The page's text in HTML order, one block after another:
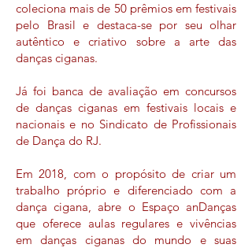
coleciona mais de 50 prêmios em festivais
pelo Brasil e destaca-se por seu olhar
autêntico e criativo sobre a arte das
danças ciganas.
Já foi banca de avaliação em concursos
de danças ciganas em festivais locais e
nacionais e no Sindicato de Profissionais
de Dança do RJ.
Em 2018, com o propósito de criar um
trabalho próprio e diferenciado com a
dança cigana, abre o Espaço anDanças
que oferece aulas regulares e vivências
em danças ciganas do mundo e suas